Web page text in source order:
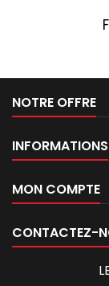
NOTRE OFFRE
INFORMATIONS
MON COMPTE
CONTACTEZ-